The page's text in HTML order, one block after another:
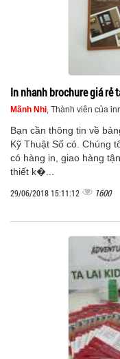
In nhanh brochure giá rẻ
Mãnh Nhi, Thành viên của
Bạn cần thông tin về
Kỹ Thuật Số có. Chúng
có hàng in, giao hàng
thiết k�...
29/06/2018 15:11:12 1600